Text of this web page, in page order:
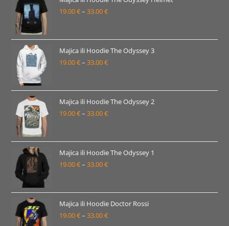
do
19.00€– 33.00€Raspon
19.00 €
do
Majica ili Hoodie The Odyssey 3
19.00€– 33.00€Raspon
19.00 €
do
Majica ili Hoodie The Odyssey 2
19.00€– 33.00€Raspon
19.00 €
do
Majica ili Hoodie The Odyssey 1
19.00€– 33.00€Raspon
19.00 €
do
Majica ili Hoodie Doctor Rossi
19.00€– 33.00€Raspon